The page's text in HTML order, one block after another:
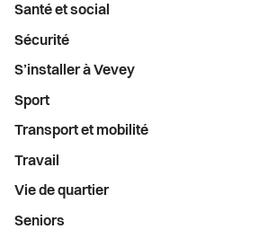
Santé et social
Sécurité
S’installer à Vevey
Sport
Transport et mobilité
Travail
Vie de quartier
Seniors